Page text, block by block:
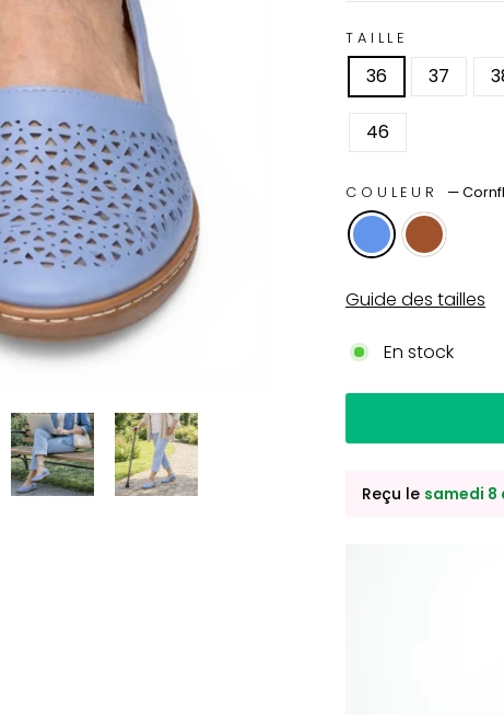
TAILLE
36 37
46
COULEUR —
Guide des tailles
En stock
Reçu le samedi 8